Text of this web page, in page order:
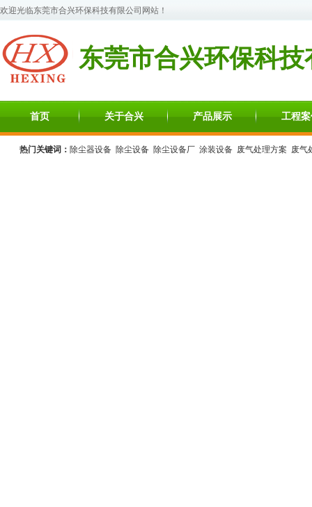
欢迎光临东莞市合兴环保科技有限公司 网站！
东莞市合兴环保科技
首页 关于合兴 产品展示 工程案
热门关键词： 除尘器设备 除尘设备 除尘设备厂 涂装设备 废气处理方案 废气